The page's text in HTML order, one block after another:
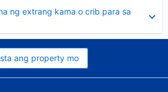
ng extrang kama o crib para sa
ang property mo